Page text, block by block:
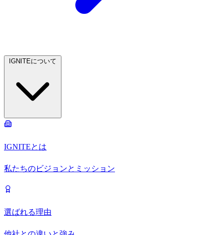
IGNITEとは
私たちのビジョンとミッション
選ばれる理由